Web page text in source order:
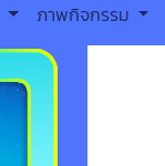
ภาพกิจกรรม